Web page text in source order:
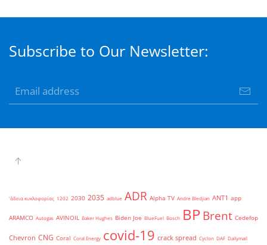
Subscribe to Our Newsletter:
'άδεια κυκλοφορίας 1202 2030 2035 adblue ADR Alpha TV Andre Bledjian ANT1 app
ARAMCO Autogas AVINOIL Baker Hughes Biden Joe BlueFuel Bosch BPBrent Cedefop
Chevron CNG Coral Coral Energy covid-19 crack spread Cyclon DAF Dailymail